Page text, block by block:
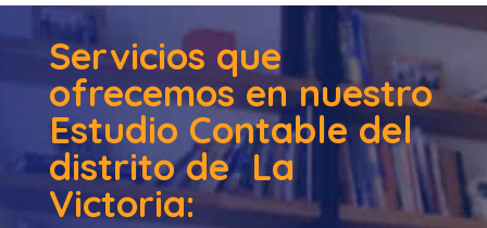
Servicios que
ofrecemos en nuestro
Estudio Contable del
distrito de La
Victoria: